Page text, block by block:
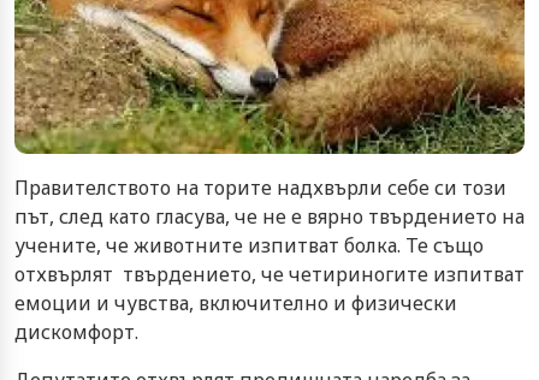
Правителството на торите надхвърли себе си този
път, след като гласува, че не е вярно твърдението на
учените, че животните изпитват болка. Те също
отхвърлят твърдението, че четириногите изпитват
емоции и чувства, включително и физически
дискомфорт.